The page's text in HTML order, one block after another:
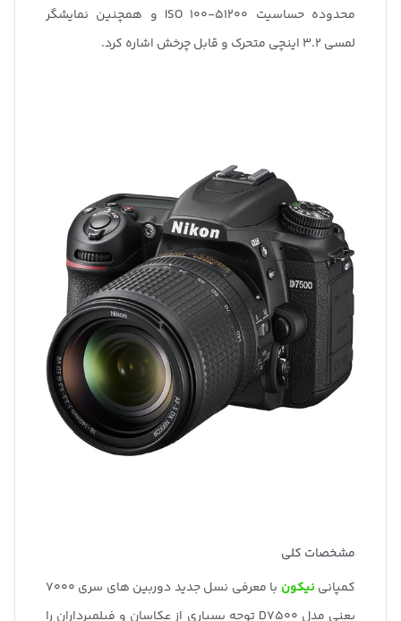
محدوده حساسیت 51200-100 ISO و همچنین نمایشگر
لمسی 3.2 اینچی متحرک و قابل چرخش اشاره کرد.
مشخصات کلی
کمپانی نیکون
با معرفی نسل جدید دوربین های سری 7000
یعنی مدل D7500 توجه بسیاری از عکاسان و فیلمبرداران را